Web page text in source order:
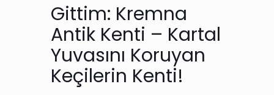
Gittim: Kremna
Antik Kenti – Kartal
Yuvasını Koruyan
Keçilerin Kenti!